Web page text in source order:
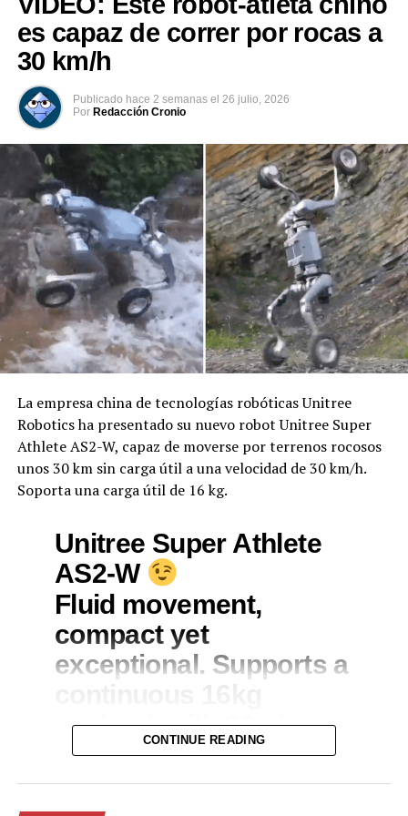
#Envivo El Salvador Today, Luis Alvarado con Mélida
Villatoro
DON'T MISS
#Envivo El Salvador Today, Luis Alvarado con Carlos
Acevedo
es capaz de correr por rocas a
30 km/h
Publicado hace 2 semanas el 26 julio, 2026
Por Redacción Cronio
La empresa china de tecnologías robóticas Unitree
Robotics ha presentado su nuevo robot Unitree Super
Athlete AS2-W, capaz de moverse por terrenos rocosos
unos 30 km sin carga útil a una velocidad de 30 km/h.
Soporta una carga útil de 16 kg.
Unitree Super Athlete
AS2-W
Fluid movement,
compact yet
exceptional. Supports a
payload, with 30+ km
unloaded driving range
pic.twitter.com/AwjdwnzUFs
CONTINUE READING